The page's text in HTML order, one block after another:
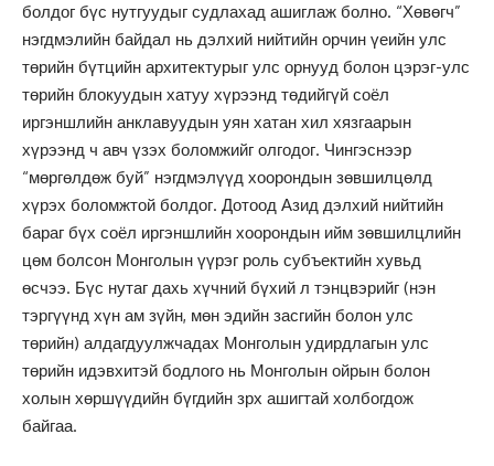
болдог бүс нутгуудыг судлахад ашиглаж болно. “Хөвөгч”
нэгдмэлийн байдал нь дэлхий нийтийн орчин үеийн улс
төрийн бүтцийн архитектурыг улс орнууд болон цэрэг-улс
төрийн блокуудын хатуу хүрээнд төдийгүй соёл
иргэншлийн анклавуудын уян хатан хил хязгаарын
хүрээнд ч авч үзэх боломжийг олгодог. Чингэснээр
“мөргөлдөж буй” нэгдмэлүүд хоорондын зөвшилцөлд
хүрэх боломжтой болдог. Дотоод Азид дэлхий нийтийн
бараг бүх соёл иргэншлийн хоорондын ийм зөвшилцлийн
цөм болсон Монголын үүрэг роль субъектийн хувьд
өсчээ. Бүс нутаг дахь хүчний бүхий л тэнцвэрийг (нэн
тэргүүнд хүн ам зүйн, мөн эдийн засгийн болон улс
төрийн) алдагдуулжчадах Монголын удирдлагын улс
төрийн идэвхитэй бодлого нь Монголын ойрын болон
холын хөршүүдийн бүгдийн зрх ашигтай холбогдож
байгаа.